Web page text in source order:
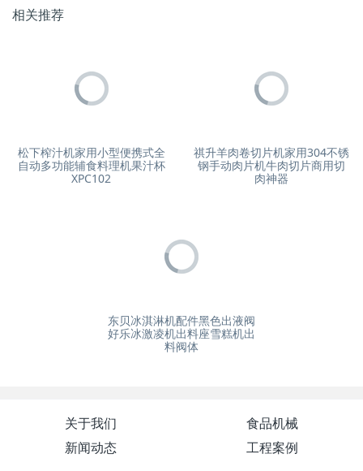
相关推荐
松下榨汁机家用小型便携式全
自动多功能辅食料理机果汁杯
XPC102
祺升羊肉卷切片机家用304不锈
钢手动肉片机牛肉切片商用切
肉神器
东贝冰淇淋机配件黑色出液阀
好乐冰激凌机出料座雪糕机出
料阀体
关于我们
食品机械
新闻动态
工程案例